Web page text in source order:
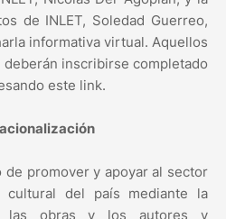
de INLET, Soledad Guerreo,
informativa virtual. Aquellos
inscribirse completado
este link.
promover y apoyar al sector
del país mediante la
las obras y los autores y